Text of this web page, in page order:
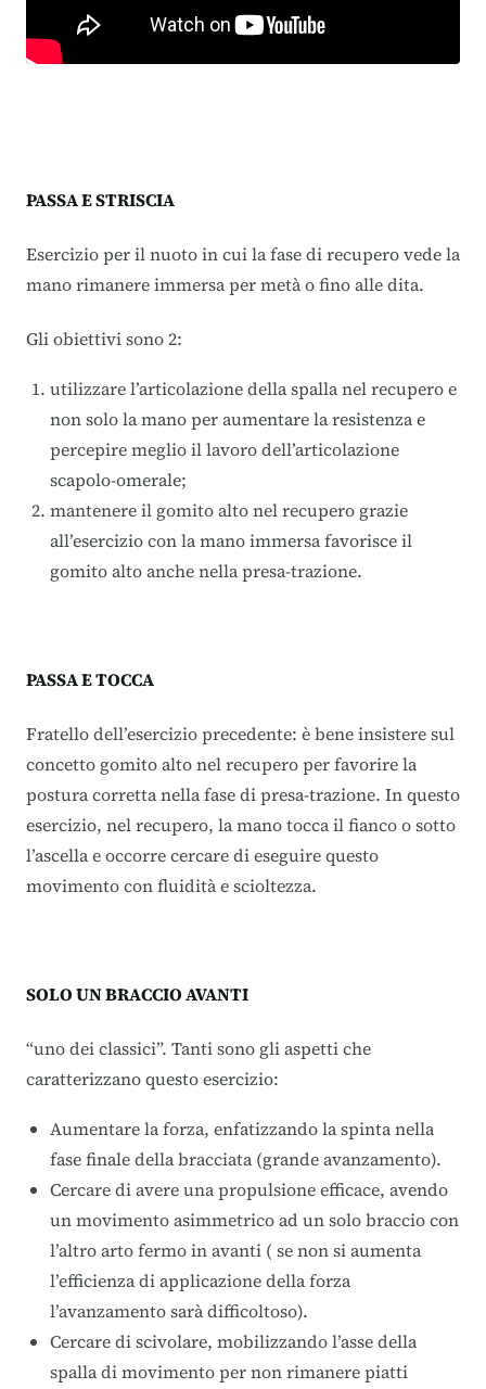
PASSA E STRISCIA
Esercizio per il nuoto in cui la fase di recupero vede la
mano rimanere immersa per metà o fino alle dita.
Gli obiettivi sono 2:
utilizzare l’articolazione della spalla nel recupero e
non solo la mano per aumentare la resistenza e
percepire meglio il lavoro dell’articolazione
scapolo-omerale;
mantenere il gomito alto nel recupero grazie
all’esercizio con la mano immersa favorisce il
gomito alto anche nella presa-trazione.
PASSA E TOCCA
Fratello dell’esercizio precedente: è bene insistere sul
concetto gomito alto nel recupero per favorire la
postura corretta nella fase di presa-trazione. In questo
esercizio, nel recupero, la mano tocca il fianco o sotto
l’ascella e occorre cercare di eseguire questo
movimento con fluidità e scioltezza.
SOLO UN BRACCIO AVANTI
“uno dei classici”. Tanti sono gli aspetti che
caratterizzano questo esercizio:
Aumentare la forza, enfatizzando la spinta nella
fase finale della bracciata (grande avanzamento).
Cercare di avere una propulsione efficace, avendo
un movimento asimmetrico ad un solo braccio con
l’altro arto fermo in avanti ( se non si aumenta
l’efficienza di applicazione della forza
l’avanzamento sarà difficoltoso).
Cercare di scivolare, mobilizzando l’asse della
spalla di movimento per non rimanere piatti